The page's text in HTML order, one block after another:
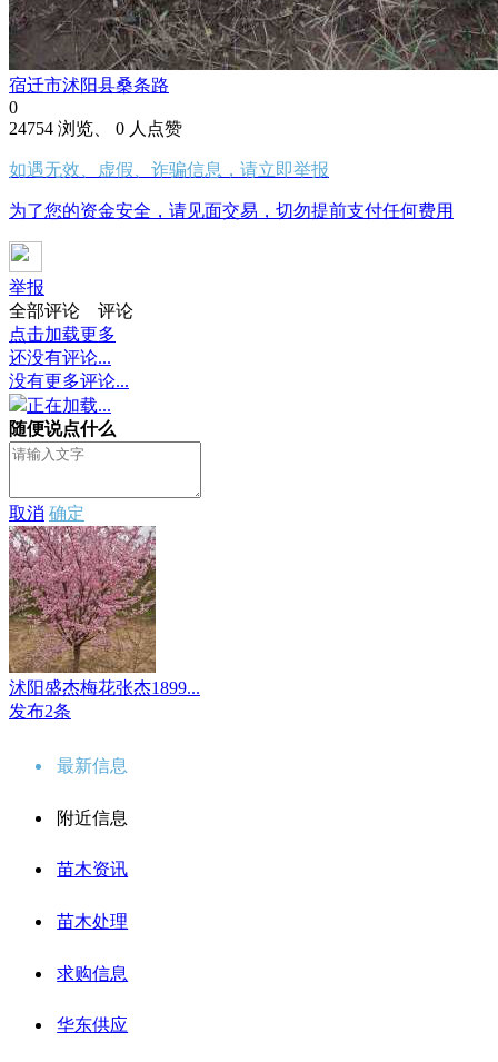
宿迁市沭阳县桑条路
0
24754 浏览、 0 人点赞
如遇无效、虚假、诈骗信息，请立即举报
为了您的资金安全，请见面交易，切勿提前支付任何费用
举报
全部评论
评论
点击加载更多
还没有评论...
没有更多评论...
正在加载...
随便说点什么
取消 确定
沭阳盛杰梅花张杰1899...
发布2条
最新信息
附近信息
苗木资讯
苗木处理
求购信息
华东供应